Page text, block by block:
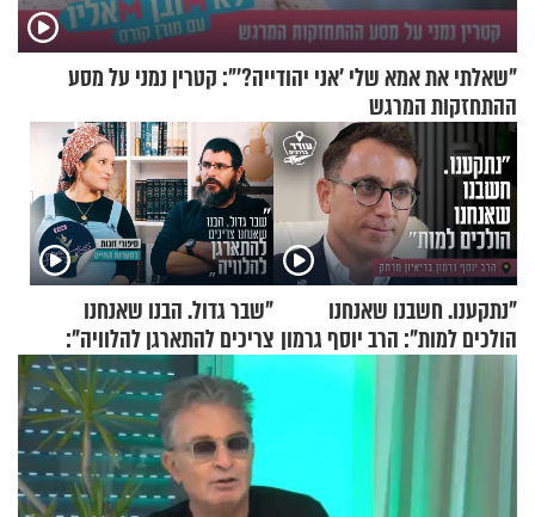
"שאלתי את אמא שלי 'אני יהודייה?'": קטרין נמני על מסע
ההתחזקות המרגש
"נתקענו. חשבנו שאנחנו
הולכים למות": הרב יוסף גרמון
בריאיון מרתק
"שבר גדול. הבנו שאנחנו
צריכים להתארגן להלוויה":
זוגיות במבחן, הפעם עם מרים
וגד דנינו